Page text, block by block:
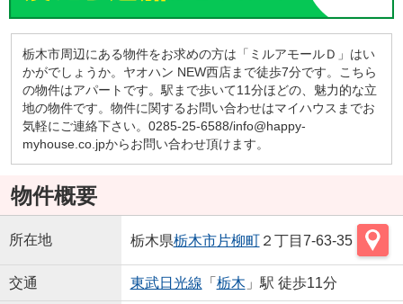
栃木市周辺にある物件をお求めの方は「ミルアモールＤ」はい
かがでしょうか。ヤオハン NEW西店まで徒歩7分です。こちら
の物件はアパートです。駅まで歩いて11分ほどの、魅力的な立
地の物件です。物件に関するお問い合わせはマイハウスまでお
気軽にご連絡下さい。0285-25-6588/info@happy-
myhouse.co.jpからお問い合わせ頂けます。
物件概要
所在地 栃木県栃木市片柳町２丁目7-63-35
交通 東武日光線 「 栃木 」駅 徒歩11分